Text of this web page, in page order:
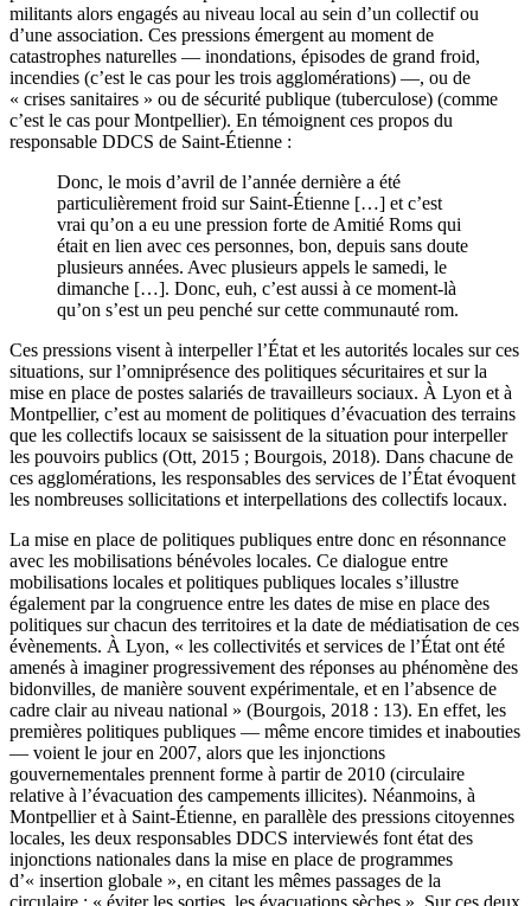
militants alors engagés au niveau local au sein d’un collectif ou
d’une association. Ces pressions émergent au moment de
catastrophes naturelles — inondations, épisodes de grand froid,
incendies (c’est le cas pour les trois agglomérations) —, ou de
« crises sanitaires » ou de sécurité publique (tuberculose) (comme
c’est le cas pour Montpellier). En témoignent ces propos du
responsable DDCS de Saint-Étienne :
Donc, le mois d’avril de l’année dernière a été
particulièrement froid sur Saint-Étienne […] et c’est
vrai qu’on a eu une pression forte de Amitié Roms qui
était en lien avec ces personnes, bon, depuis sans doute
plusieurs années. Avec plusieurs appels le samedi, le
dimanche […]. Donc, euh, c’est aussi à ce moment-là
qu’on s’est un peu penché sur cette communauté rom.
Ces pressions visent à interpeller l’État et les autorités locales sur ces
situations, sur l’omniprésence des politiques sécuritaires et sur la
mise en place de postes salariés de travailleurs sociaux. À Lyon et à
Montpellier, c’est au moment de politiques d’évacuation des terrains
que les collectifs locaux se saisissent de la situation pour interpeller
les pouvoirs publics (Ott, 2015 ; Bourgois, 2018). Dans chacune de
ces agglomérations, les responsables des services de l’État évoquent
les nombreuses sollicitations et interpellations des collectifs locaux.
La mise en place de politiques publiques entre donc en résonnance
avec les mobilisations bénévoles locales. Ce dialogue entre
mobilisations locales et politiques publiques locales s’illustre
également par la congruence entre les dates de mise en place des
politiques sur chacun des territoires et la date de médiatisation de ces
évènements. À Lyon, « les collectivités et services de l’État ont été
amenés à imaginer progressivement des réponses au phénomène des
bidonvilles, de manière souvent expérimentale, et en l’absence de
cadre clair au niveau national » (Bourgois, 2018 : 13). En effet, les
premières politiques publiques — même encore timides et inabouties
— voient le jour en 2007, alors que les injonctions
gouvernementales prennent forme à partir de 2010 (circulaire
relative à l’évacuation des campements illicites). Néanmoins, à
Montpellier et à Saint-Étienne, en parallèle des pressions citoyennes
locales, les deux responsables DDCS interviewés font état des
injonctions nationales dans la mise en place de programmes
d’« insertion globale », en citant les mêmes passages de la
circulaire : « éviter les sorties, les évacuations sèches ». Sur ces deux